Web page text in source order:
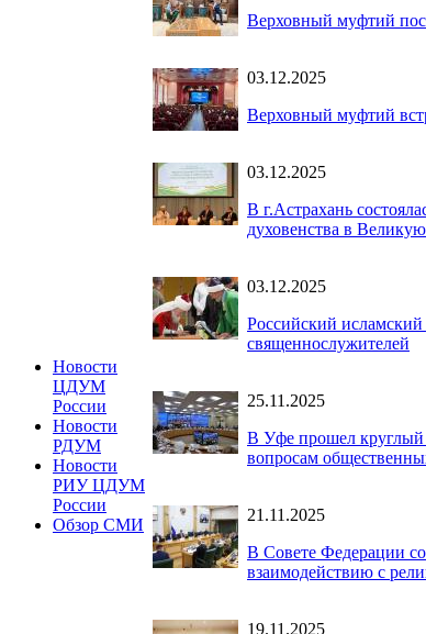
Новости
ЦДУМ
России
Новости
РДУМ
Новости
РИУ ЦДУМ
России
Обзор СМИ
Верховный муфтий
03.12.2025
Верховный муфтий
03.12.2025
В г.Астрахань
духовенства в
03.12.2025
Российский
священнослужителей
25.11.2025
В Уфе прошел круглый
вопросам
21.11.2025
В Совете Федерации
взаимодействию с
19.11.2025